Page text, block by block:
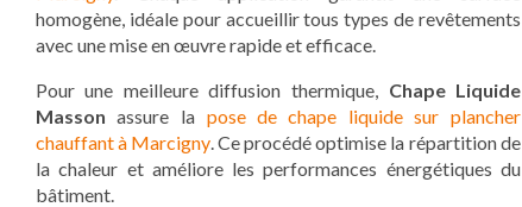
homogène, idéale pour accueillir tous types de revêtements
avec une mise en œuvre rapide et efficace.
Pour une meilleure diffusion thermique, Chape Liquide
Masson assure la pose de chape liquide sur plancher
chauffant à Marcigny. Ce procédé optimise la répartition de
la chaleur et améliore les performances énergétiques du
bâtiment.